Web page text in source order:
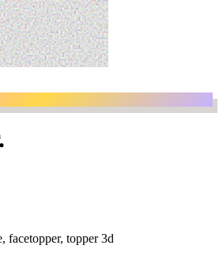
facetopper, topper 3d